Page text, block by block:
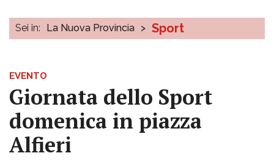
Sei in: La Nuova Provincia > Sport
EVENTO
Giornata dello Sport
domenica in piazza
Alfieri